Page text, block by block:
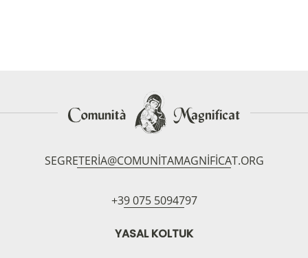
SEGRETERIA@COMUNITAMAGNIFICAT.ORG
+39 075 5094797
YASAL KOLTUK